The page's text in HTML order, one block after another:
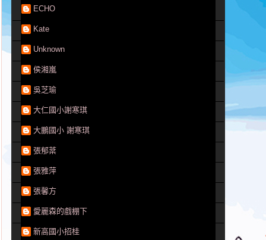
ECHO
Kate
Unknown
侯湘嵐
吳芝瑜
大仁國小謝寒琪
大鵬國小 謝寒琪
張郁棻
張雅萍
張馨方
愛麗森的戲棚下
新高國小招桂